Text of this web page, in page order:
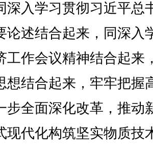
深入学习贯彻习近平总
论述结合起来，同深入
工作会议精神结合起来
想结合起来，牢牢把握
步全面深化改革，推动
现代化构筑坚实物质技